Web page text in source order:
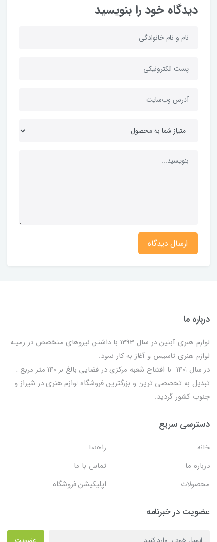
دیدگاه خود را بنویسید
ارسال دیدگاه
درباره ما
لوازم هنری آبتین در سال 1393 با داشتن نیروهای متخصص در زمینه
لوازم هنری تاسیس و آغاز به کار نمود.
در سال 1401 با افتتاح شعبه مرکزی در فضایی بالغ بر 140 متر مربع ,
تبدیل به تخصصی ترین و بزرگترین فروشگاه لوازم هنری در شیراز و
جنوب کشور گردید.
دسترسی سریع
خانه
راهنما
درباره ما
تماس با ما
محصولات
اپلیکیشن فروشگاه
عضویت در خبرنامه